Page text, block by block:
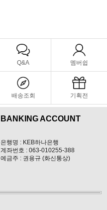
Q&A 멤버쉽
배송조회 기획전
BANKING ACCOUNT
은행명 : KEB하나은행
계좌번호 : 063-010255-388
예금주 : 권용규 (화신통상)